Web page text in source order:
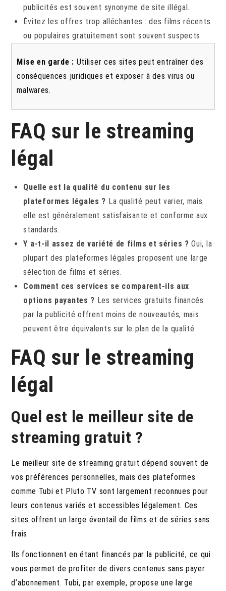
publicités est souvent synonyme de site illégal.
Évitez les offres trop alléchantes : des films récents
ou populaires gratuitement sont souvent suspects.
Mise en garde : Utiliser ces sites peut entraîner des
conséquences juridiques et exposer à des virus ou
malwares.
FAQ sur le streaming
légal
Quelle est la qualité du contenu sur les
plateformes légales ? La qualité peut varier, mais
elle est généralement satisfaisante et conforme aux
standards.
Y a-t-il assez de variété de films et séries ? Oui, la
plupart des plateformes légales proposent une large
sélection de films et séries.
Comment ces services se comparent-ils aux
options payantes ? Les services gratuits financés
par la publicité offrent moins de nouveautés, mais
peuvent être équivalents sur le plan de la qualité.
FAQ sur le streaming
légal
Quel est le meilleur site de
streaming gratuit ?
Le meilleur site de streaming gratuit dépend souvent de
vos préférences personnelles, mais des plateformes
comme Tubi et Pluto TV sont largement reconnues pour
leurs contenus variés et accessibles légalement. Ces
sites offrent un large éventail de films et de séries sans
frais.
Ils fonctionnent en étant financés par la publicité, ce qui
vous permet de profiter de divers contenus sans payer
d’abonnement. Tubi, par exemple, propose une large